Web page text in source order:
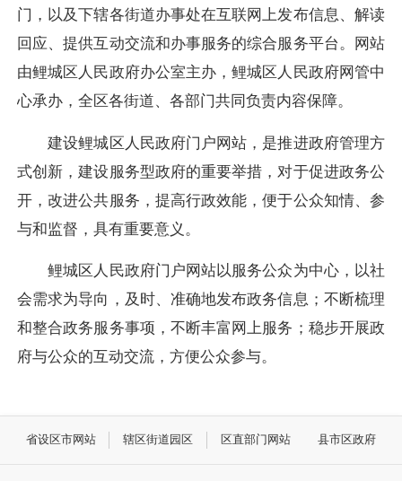
门，以及下辖各街道办事处在互联网上发布信息、解读
回应、提供互动交流和办事服务的综合服务平台。网站
由鲤城区人民政府办公室主办，鲤城区人民政府网管中
心承办，全区各街道、各部门共同负责内容保障。
建设鲤城区人民政府门户网站，是推进政府管理方
式创新，建设服务型政府的重要举措，对于促进政务公
开，改进公共服务，提高行政效能，便于公众知情、参
与和监督，具有重要意义。
鲤城区人民政府门户网站以服务公众为中心，以社
会需求为导向，及时、准确地发布政务信息；不断梳理
和整合政务服务事项，不断丰富网上服务；稳步开展政
府与公众的互动交流，方便公众参与。
省设区市网站 辖区街道园区 区直部门网站 县市区政府